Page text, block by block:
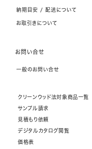
納期目安 / 配送について
お取引きについて
お問い合せ
一般のお問い合せ
クリーンウッド法対象商品一覧
サンプル請求
見積もり依頼
デジタルカタログ閲覧
価格表